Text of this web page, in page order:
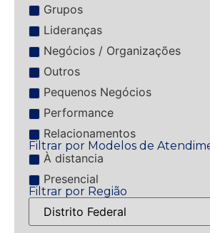
Grupos
Lideranças
Negócios / Organizações
Outros
Pequenos Negócios
Performance
Relacionamentos
Filtrar por Modelos de
À distancia
Presencial
Filtrar por Região